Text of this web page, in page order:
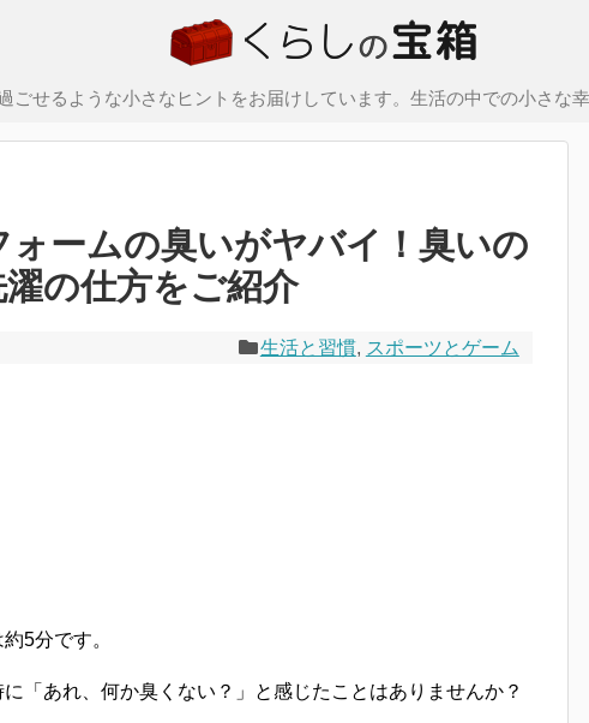
ごせるような小さなヒントをお届けしています。生活の中での小さな
ームの臭いがヤバイ！臭いの
の仕方をご紹介
生活と習慣, スポーツとゲーム
約5分です。
「あれ、何か臭くない？」と感じたことはありませんか？